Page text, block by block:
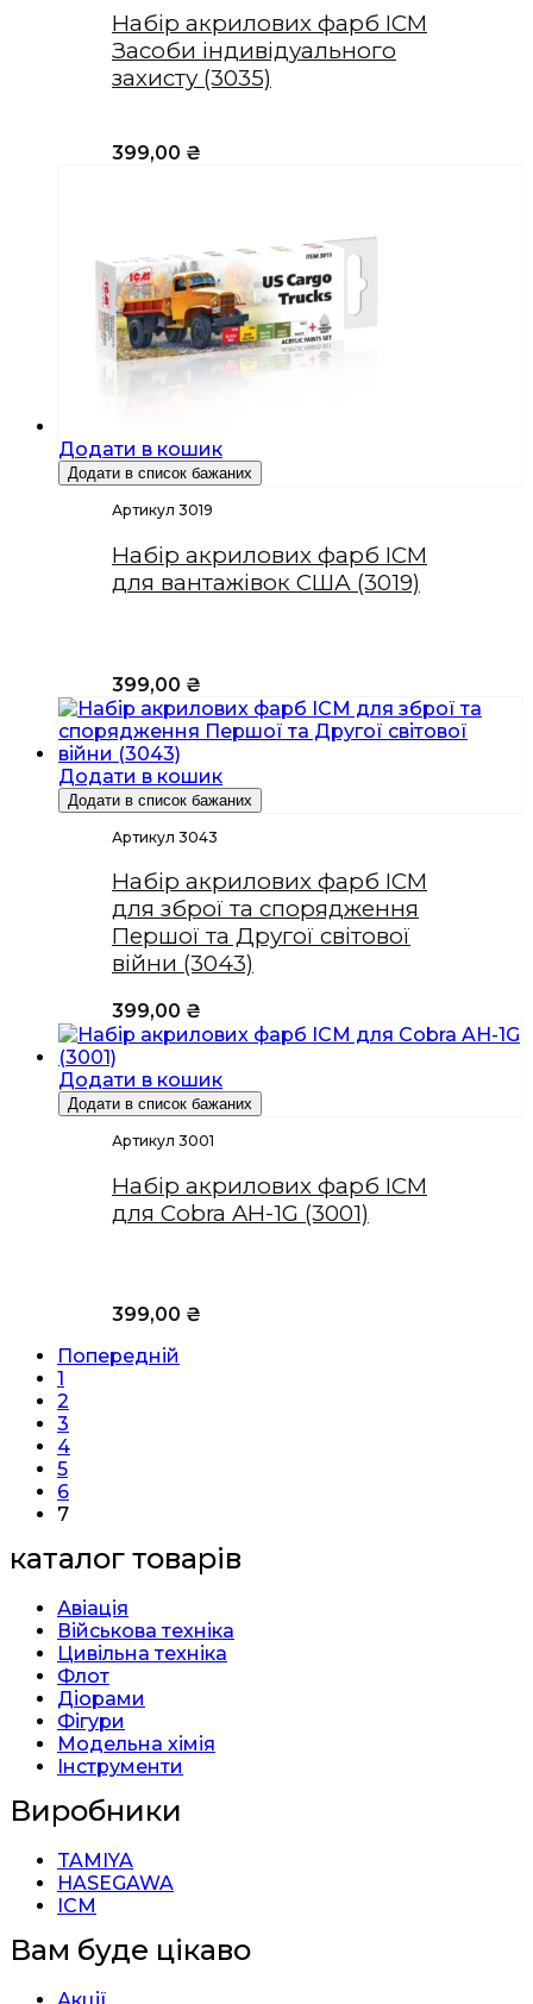
Набір акрилових фарб ICM
Засоби індивідуального
захисту (3035)
399,00 ₴
Додати в кошик
Додати в список бажаних
Артикул 3019
Набір акрилових фарб ICM
для вантажівок США (3019)
399,00 ₴
Додати в кошик
Додати в список бажаних
Артикул 3043
Набір акрилових фарб ICM
для зброї та спорядження
Першої та Другої світової
війни (3043)
399,00 ₴
Додати в кошик
Додати в список бажаних
Артикул 3001
Набір акрилових фарб ICM
для Cobra AH-1G (3001)
399,00 ₴
Попередній
1
2
3
4
5
6
7
каталог товарів
Авіація
Військова техніка
Цивільна техніка
Флот
Діорами
Фігури
Модельна хімія
Інструменти
Виробники
TAMIYA
HASEGAWA
ICM
Вам буде цікаво